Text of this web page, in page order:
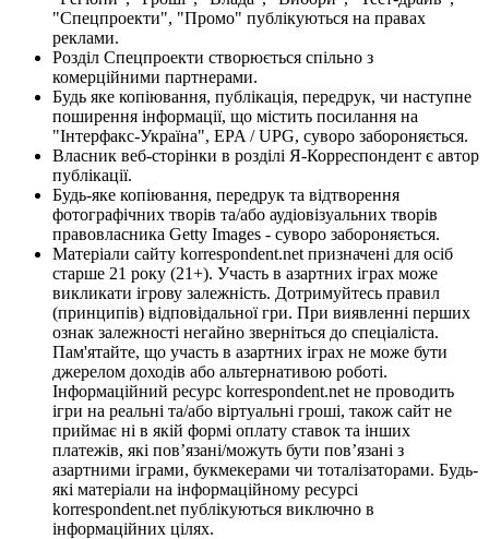
"Спецпроекти", "Промо" публікуються на правах
реклами.
Розділ Спецпроекти створюється спільно з
комерційними партнерами.
Будь яке копіювання, публікація, передрук, чи наступне
поширення інформації, що містить посилання на
"Інтерфакс-Україна", EPA / UPG, суворо забороняється.
Власник веб-сторінки в розділі Я-Корреспондент є автор
публікації.
Будь-яке копіювання, передрук та відтворення
фотографічних творів та/або аудіовізуальних творів
правовласника Getty Images - суворо забороняється.
Матеріали сайту korrespondent.net призначені для осіб
старше 21 року (21+). Участь в азартних іграх може
викликати ігрову залежність. Дотримуйтесь правил
(принципів) відповідальної гри. При виявленні перших
ознак залежності негайно зверніться до спеціаліста.
Пам'ятайте, що участь в азартних іграх не може бути
джерелом доходів або альтернативою роботі.
Інформаційний ресурс korrespondent.net не проводить
ігри на реальні та/або віртуальні гроші, також сайт не
приймає ні в якій формі оплату ставок та інших
платежів, які пов’язані/можуть бути пов’язані з
азартними іграми, букмекерами чи тоталізаторами. Будь-
які матеріали на інформаційному ресурсі
korrespondent.net публікуються виключно в
інформаційних цілях.